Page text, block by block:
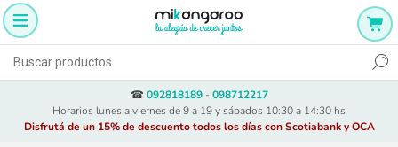
☎ 092818189- 098712217
Horarios lunes a viernes de 9 a 19 y sábados 10:30 a 14:30 hs
Disfrutá de un 15% de descuento todos los días con Scotiabank y OCA